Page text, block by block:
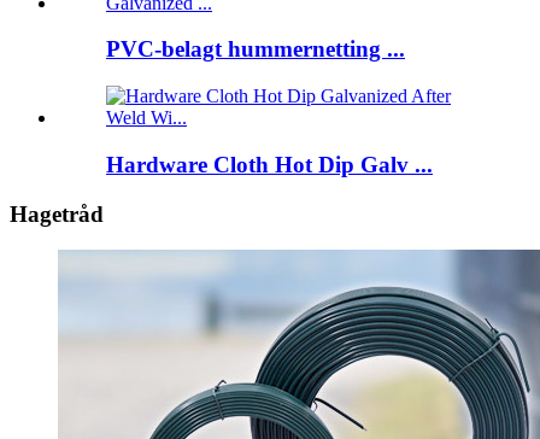
PVC-belagt hummernetting ...
Hardware Cloth Hot Dip Galv ...
Hagetråd